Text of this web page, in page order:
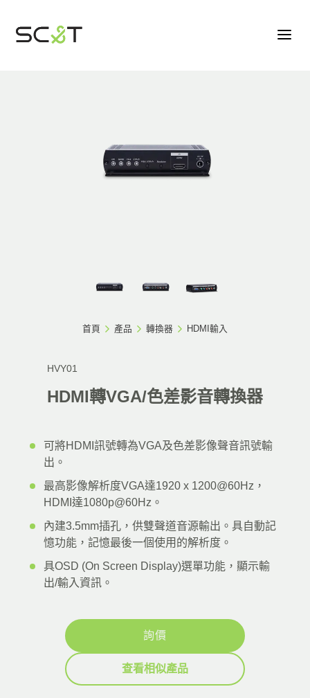
首頁 產品 轉換器 HDMI輸入
HVY01
HDMI轉VGA/色差影音轉換器
可將HDMI訊號轉為VGA及色差影像聲音訊號輸
出。
最高影像解析度VGA達1920 x 1200@60Hz，
HDMI達1080p@60Hz。
內建3.5mm插孔，供雙聲道音源輸出。具自動記
憶功能，記憶最後一個使用的解析度。
具OSD (On Screen Display)選單功能，顯示輸
出/輸入資訊。
詢價
查看相似產品